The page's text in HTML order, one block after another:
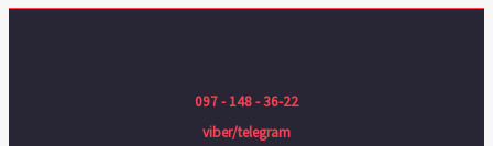
097 - 148 - 36-22
viber/telegram